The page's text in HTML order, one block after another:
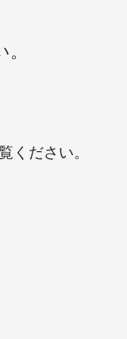
ください。